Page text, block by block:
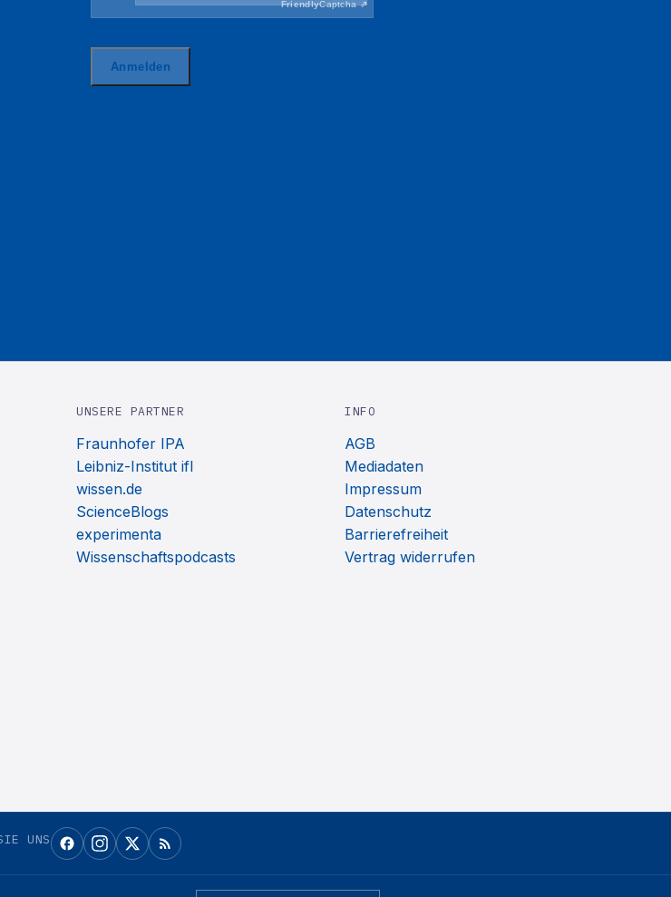
UNSERE PARTNER
Fraunhofer IPA
Leibniz-Institut ifl
wissen.de
ScienceBlogs
experimenta
Wissenschaftspodcasts
INFO
AGB
Mediadaten
Impressum
Datenschutz
Barrierefreiheit
Vertrag widerrufen
UNS